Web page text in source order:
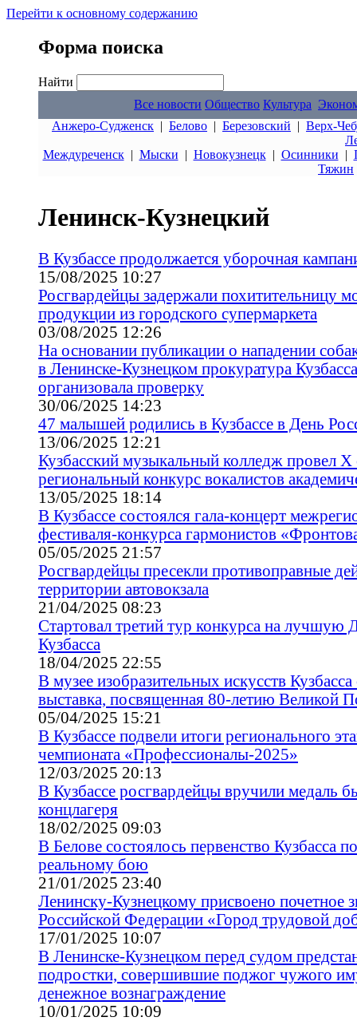
Перейти к основному содержанию
Форма поиска
Найти
Все новости Общество Культура
Анжеро-Судженск | Белово | Березовский | Верх-
Междуреченск| Мыски | Новокузнецк| Осинники |
Тяжин
Ленинск-Кузнецкий
В Кузбассе продолжается уборочная
15/08/2025 10:27
Росгвардейцы задержали похитительницу
продукции из городского супермаркета
03/08/2025 12:26
На основании публикации о нападении
в Ленинске-Кузнецком прокуратура Кузбасса
организовала проверку
30/06/2025 14:23
47 малышей родились в Кузбассе в День
13/06/2025 12:21
Кузбасский музыкальный колледж провел
региональный конкурс вокалистов
13/05/2025 18:14
В Кузбассе состоялся гала-концерт
фестиваля-конкурса гармонистов
05/05/2025 21:57
Росгвардейцы пресекли противоправные
территории автовокзала
21/04/2025 08:23
Стартовал третий тур конкурса на
Кузбасса
18/04/2025 22:55
В музее изобразительных искусств
выставка, посвященная 80-летию Великой
05/04/2025 15:21
В Кузбассе подвели итоги регионального
чемпионата «Профессионалы-2025»
12/03/2025 20:13
В Кузбассе росгвардейцы вручили медаль
концлагеря
18/02/2025 09:03
В Белове состоялось первенство Кузбасса
реальному бою
21/01/2025 23:40
Ленинску-Кузнецкому присвоено почетное
Российской Федерации «Город трудовой
17/01/2025 10:07
В Ленинске-Кузнецком перед судом
подростки, совершившие поджог чужого
денежное вознаграждение
10/01/2025 10:09